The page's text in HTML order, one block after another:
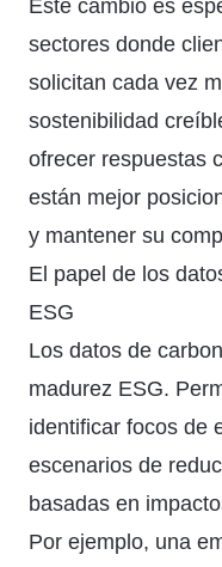
Este cambio es
sectores donde
solicitan cada vez
sostenibilidad
ofrecer respuestas
están mejor
y mantener su
El papel de los
ESG
Los datos de
madurez ESG.
identificar focos de
escenarios de
basadas en
Por ejemplo, una